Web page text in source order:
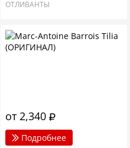
ОТЛИВАНТЫ
от 2,340
Подробнее